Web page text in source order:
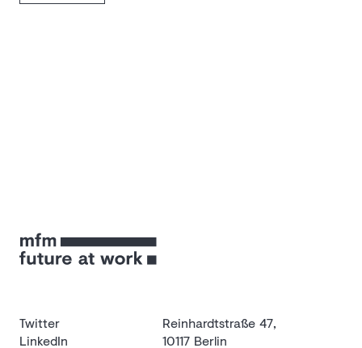
Twitter
LinkedIn
Reinhardtstraße 47,
10117 Berlin